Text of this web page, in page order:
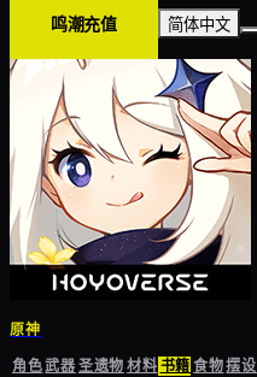
鸣潮充值 简体中文
原神
角色武器圣遗物材料书籍食物摆设